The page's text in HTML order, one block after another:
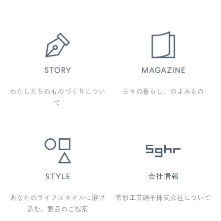
わたしたちのものづくりについ
て
日々の暮らし。のよみもの
あなたのライフスタイルに溶け
込む、製品のご提案
菅原工芸硝子株式会社について